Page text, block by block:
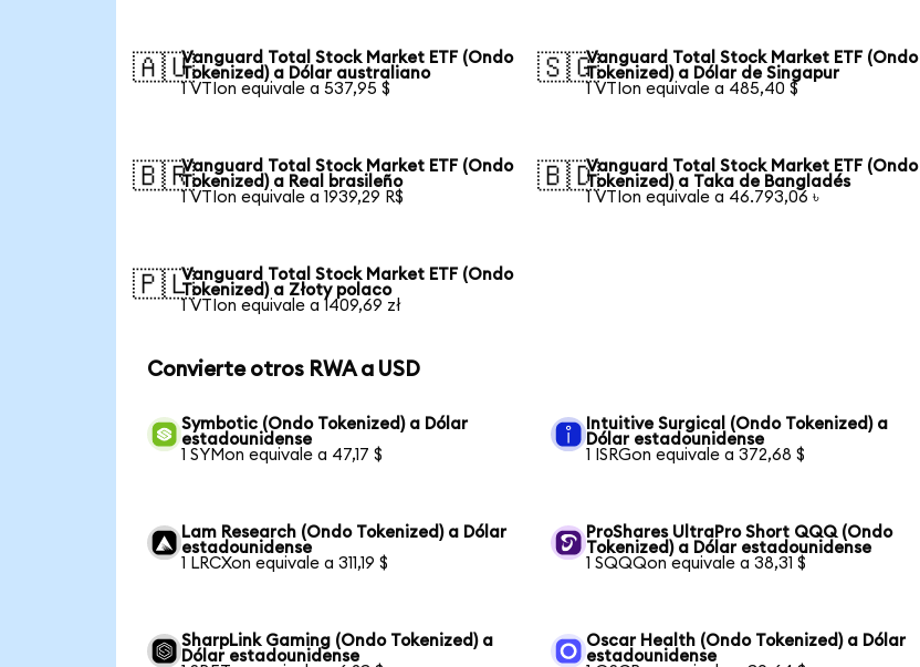
🇦🇺Vanguard Total Stock Market ETF (Ondo
Tokenized) a Dólar australiano
1 VTIon equivale a 537,95 $
🇸🇬Vanguard Total Stock Market ETF (Ondo
Tokenized) a Dólar de Singapur
1 VTIon equivale a 485,40 $
🇧🇷Vanguard Total Stock Market ETF (Ondo
Tokenized) a Real brasileño
1 VTIon equivale a 1939,29 R$
🇧🇩Vanguard Total Stock Market ETF (Ondo
Tokenized) a Taka de Bangladés
1 VTIon equivale a 46.793,06 ৳
🇵🇱Vanguard Total Stock Market ETF (Ondo
Tokenized) a Złoty polaco
1 VTIon equivale a 1409,69 zł
Convierte otros RWA a USD
Symbotic (Ondo Tokenized) a Dólar
estadounidense
1 SYMon equivale a 47,17 $
Intuitive Surgical (Ondo Tokenized) a
Dólar estadounidense
1 ISRGon equivale a 372,68 $
Lam Research (Ondo Tokenized) a Dólar
estadounidense
1 LRCXon equivale a 311,19 $
ProShares UltraPro Short QQQ (Ondo
Tokenized) a Dólar estadounidense
1 SQQQon equivale a 38,31 $
SharpLink Gaming (Ondo Tokenized) a
Dólar estadounidense
Oscar Health (Ondo Tokenized) a Dólar
estadounidense